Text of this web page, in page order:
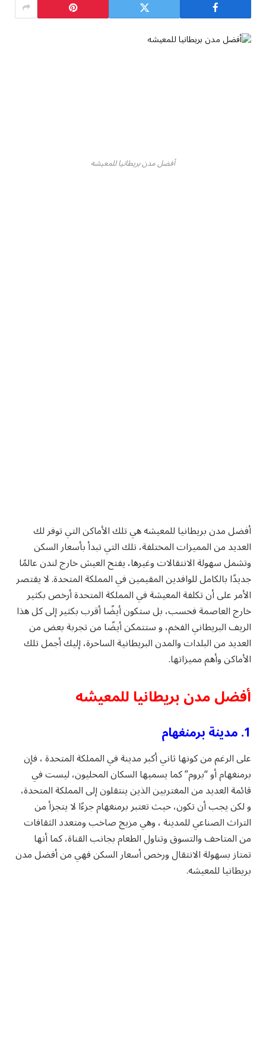
أفضل مدن بريطانيا للمعيشه
أفضل مدن بريطانيا للمعيشه هي تلك الأماكن التي توفر لك
العديد من المميزات المختلفة، تلك التي تبدأ بأسعار السكن
وتشمل سهولة الانتقالات وغيرها، يفتح العيش خارج لندن عالمًا
جديدًا بالكامل للوافدين المقيمين في المملكة المتحدة. لا يقتصر
الأمر على أن تكلفة المعيشة في المملكة المتحدة أرخص بكثير
خارج العاصمة فحسب، بل ستكون أيضًا أقرب بكثير إلى كل هذا
الريف البريطاني الفخم، و ستتمكن أيضًا من تجربة بعض من
العديد من البلدات والمدن البريطانية الساحرة، إليك أجمل تلك
الأماكن وأهم مميزاتها.
أفضل مدن بريطانيا للمعيشه
1. مدينة برمنغهام
على الرغم من كونها ثاني أكبر مدينة في المملكة المتحدة ، فإن
برمنغهام أو “بروم” كما يسميها السكان المحليون، ليست في
قائمة العديد من المغتربين الذين ينتقلون إلى المملكة المتحدة،
و لكن يجب أن تكون، حيث تعتبر برمنغهام جزءًا لا يتجزأ من
التراث الصناعي للمدينة ، وهي مزيج صاخب ومتعدد الثقافات
من المتاحف والتسوق وتناول الطعام بجانب القناة، كما أنها
تمتاز بسهولة الانتقال ورخص أسعار السكن فهي من أفضل مدن
بريطانيا للمعيشه.